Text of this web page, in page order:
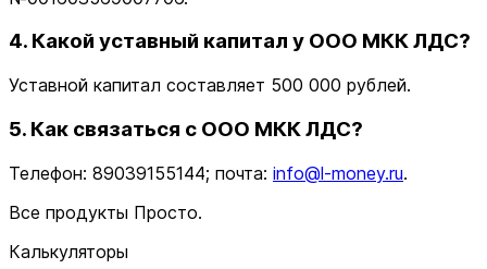
4. Какой уставный капитал у ООО МКК ЛДС?
Уставной капитал составляет 500 000 рублей.
5. Как связаться с ООО МКК ЛДС?
Телефон: 89039155144; почта: info@l-money.ru.
Все продукты Просто.
Калькуляторы